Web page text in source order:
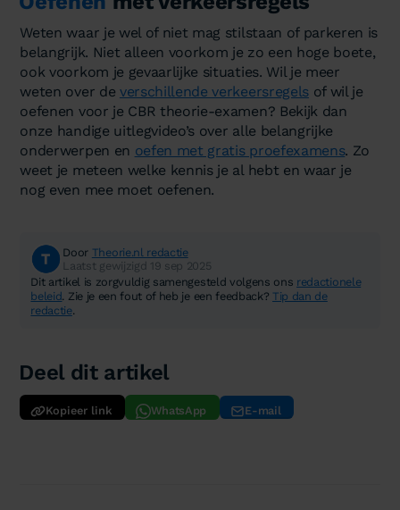
Weten waar je wel of niet mag stilstaan of parkeren is
belangrijk. Niet alleen voorkom je zo een hoge boete,
ook voorkom je gevaarlijke situaties. Wil je meer
weten over de verschillende verkeersregelsof wil je
oefenen voor je CBR theorie-examen? Bekijk dan
onze handige uitlegvideo’s over alle belangrijke
onderwerpen en oefen met gratis proefexamens. Zo
weet je meteen welke kennis je al hebt en waar je
nog even mee moet oefenen.
Door Theorie.nl redactie
Laatst gewijzigd 19 sep 2025
Dit artikel is zorgvuldig samengesteld volgens ons redactionele
beleid. Zie je een fout of heb je een feedback? Tip dan de
redactie.
Deel dit artikel
Kopieer link WhatsApp E-mail